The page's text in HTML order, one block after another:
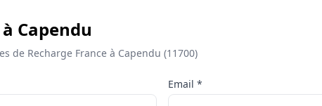
Capendu
de Recharge France à Capendu (11700)
Email *